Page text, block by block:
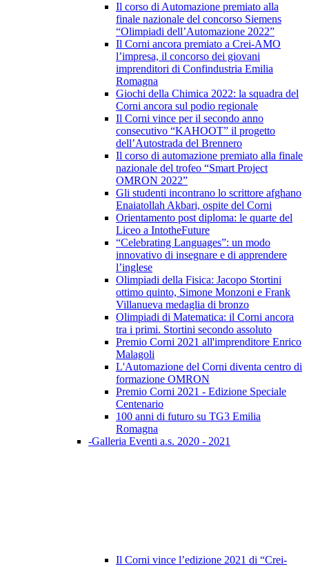
Il corso di Automazione premiato alla
finale nazionale del concorso Siemens
“Olimpiadi dell’Automazione 2022”
Il Corni ancora premiato a Crei-AMO
l’impresa, il concorso dei giovani
imprenditori di Confindustria Emilia
Romagna
Giochi della Chimica 2022: la squadra del
Corni ancora sul podio regionale
Il Corni vince per il secondo anno
consecutivo “KAHOOT” il progetto
dell’Autostrada del Brennero
Il corso di automazione premiato alla finale
nazionale del trofeo “Smart Project
OMRON 2022”
Gli studenti incontrano lo scrittore afghano
Enaiatollah Akbari, ospite del Corni
Orientamento post diploma: le quarte del
Liceo a IntotheFuture
“Celebrating Languages”: un modo
innovativo di insegnare e di apprendere
l’inglese
Olimpiadi della Fisica: Jacopo Stortini
ottimo quinto, Simone Monzoni e Frank
Villanueva medaglia di bronzo
Olimpiadi di Matematica: il Corni ancora
tra i primi. Stortini secondo assoluto
Premio Corni 2021 all'imprenditore Enrico
Malagoli
L'Automazione del Corni diventa centro di
formazione OMRON
Premio Corni 2021 - Edizione Speciale
Centenario
100 anni di futuro su TG3 Emilia
Romagna
-Galleria Eventi a.s. 2020 - 2021
Il Corni vince l’edizione 2021 di “Crei-